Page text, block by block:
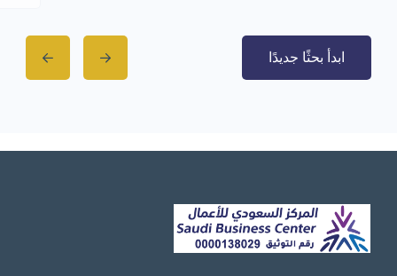
ابدأ بحثًا جديدًا